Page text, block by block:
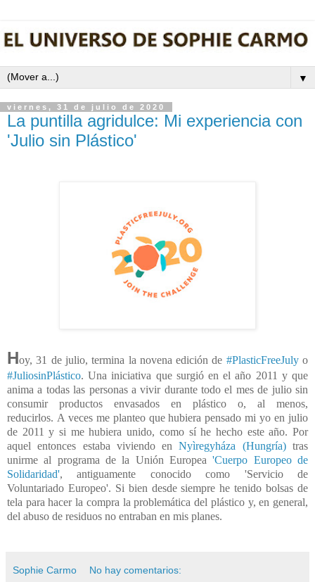
▼
viernes, 31 de julio de 2020
La puntilla agridulce: Mi experiencia con
'Julio sin Plástico'
Hoy, 31 de julio, termina la novena edición de #PlasticFreeJulyo
#JuliosinPlástico. Una iniciativa que surgió en el año 2011 y que
anima a todas las personas a vivir durante todo el mes de julio sin
consumir productos envasados en plástico o, al menos,
reducirlos. A veces me planteo que hubiera pensado mi yo en julio
de 2011 y si me hubiera unido, como sí he hecho este año. Por
aquel entonces estaba viviendo enNyìregyháza (Hungría) tras
unirme al programa de la Unión Europea'Cuerpo Europeo de
Solidaridad', antiguamente conocido como 'Servicio de
Voluntariado Europeo'. Si bien desde siempre he tenido bolsas de
tela para hacer la compra la problemática del plástico y, en general,
del abuso de residuos no entraban en mis planes.
Sophie Carmo No hay comentarios: